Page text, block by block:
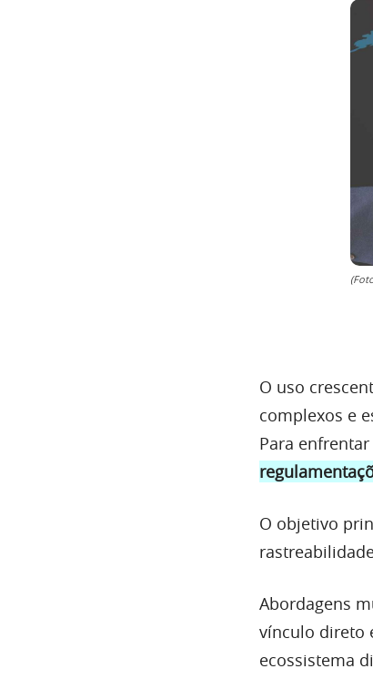
O uso
complexos e
Para
O objetivo
Abordagens
vínculo direto
ecossistema